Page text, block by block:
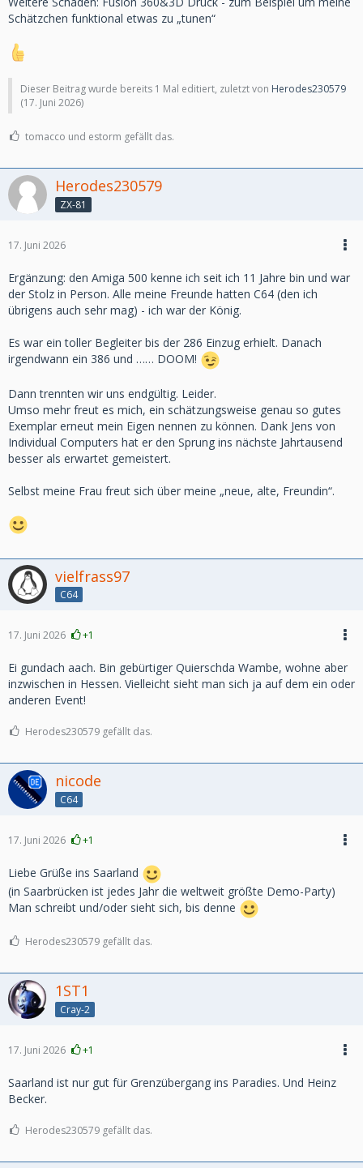
Schätzchen funktional etwas zu „tunen“
Dieser Beitrag wurde bereits 1 Mal editiert, zuletzt von Herodes230579
(17. Juni 2026)
tomacco und estorm gefällt das.
Herodes230579
ZX-81
17. Juni 2026
Ergänzung: den Amiga 500 kenne ich seit ich 11 Jahre bin und war
der Stolz in Person. Alle meine Freunde hatten C64 (den ich
übrigens auch sehr mag) - ich war der König.
Es war ein toller Begleiter bis der 286 Einzug erhielt. Danach
irgendwann ein 386 und …… DOOM!
Dann trennten wir uns endgültig. Leider.
Umso mehr freut es mich, ein schätzungsweise genau so gutes
Exemplar erneut mein Eigen nennen zu können. Dank Jens von
Individual Computers hat er den Sprung ins nächste Jahrtausend
besser als erwartet gemeistert.
Selbst meine Frau freut sich über meine „neue, alte, Freundin“.
vielfrass97
C64
17. Juni 2026 +1
Ei gundach aach. Bin gebürtiger Quierschda Wambe, wohne aber
inzwischen in Hessen. Vielleicht sieht man sich ja auf dem ein oder
anderen Event!
Herodes230579 gefällt das.
nicode
C64
17. Juni 2026 +1
Liebe Grüße ins Saarland
(in Saarbrücken ist jedes Jahr die weltweit größte Demo-Party)
Man schreibt und/oder sieht sich, bis denne
Herodes230579 gefällt das.
1ST1
Cray-2
17. Juni 2026 +1
Saarland ist nur gut für Grenzübergang ins Paradies. Und Heinz
Becker.
Herodes230579 gefällt das.